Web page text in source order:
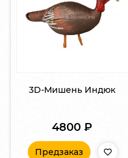
3D-Мишень Индюк
4800₽
Предзаказ